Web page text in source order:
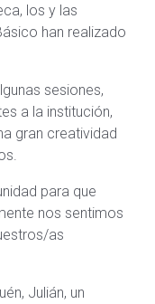
los y las
han realizado
sesiones,
a la institución,
gran creatividad
para que
nos sentimos
as
Julián, un